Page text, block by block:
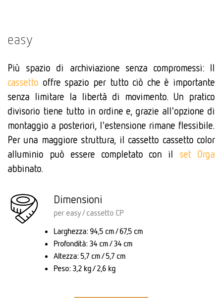
easy
Più spazio di archiviazione senza compromessi: Il
cassetto offre spazio per tutto ciò che è importante
senza limitare la libertà di movimento. Un pratico
divisorio tiene tutto in ordine e, grazie all'opzione di
montaggio a posteriori, l'estensione rimane flessibile.
Per una maggiore struttura, il cassetto cassetto color
alluminio può essere completato con il set Orga
abbinato.
Dimensioni
per easy / cassetto CP
Larghezza: 94,5 cm / 67,5 cm
Profondità: 34 cm / 34 cm
Altezza: 5,7 cm / 5,7 cm
Peso: 3,2 kg / 2,6 kg